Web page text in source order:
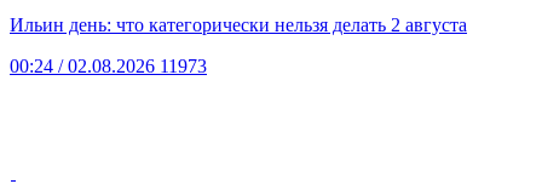
Ильин день: что категорически нельзя делать 2 августа
00:24 / 02.08.2026 11973